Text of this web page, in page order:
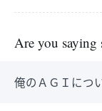
Are you
俺のＡＧＩにつ